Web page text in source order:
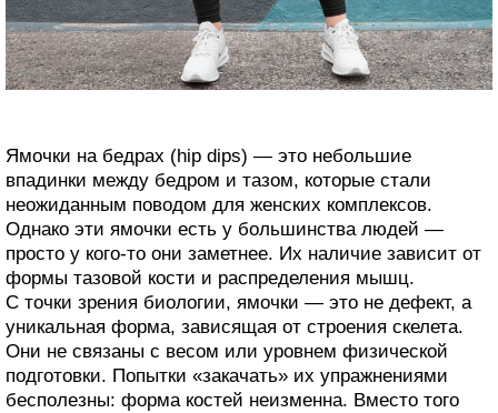
Ямочки на бедрах (hip dips) — это небольшие
впадинки между бедром и тазом, которые стали
неожиданным поводом для женских комплексов.
Однако эти ямочки есть у большинства людей —
просто у кого-то они заметнее. Их наличие зависит от
формы тазовой кости и распределения мышц.
С точки зрения биологии, ямочки — это не дефект, а
уникальная форма, зависящая от строения скелета.
Они не связаны с весом или уровнем физической
подготовки. Попытки «закачать» их упражнениями
бесполезны: форма костей неизменна. Вместо того